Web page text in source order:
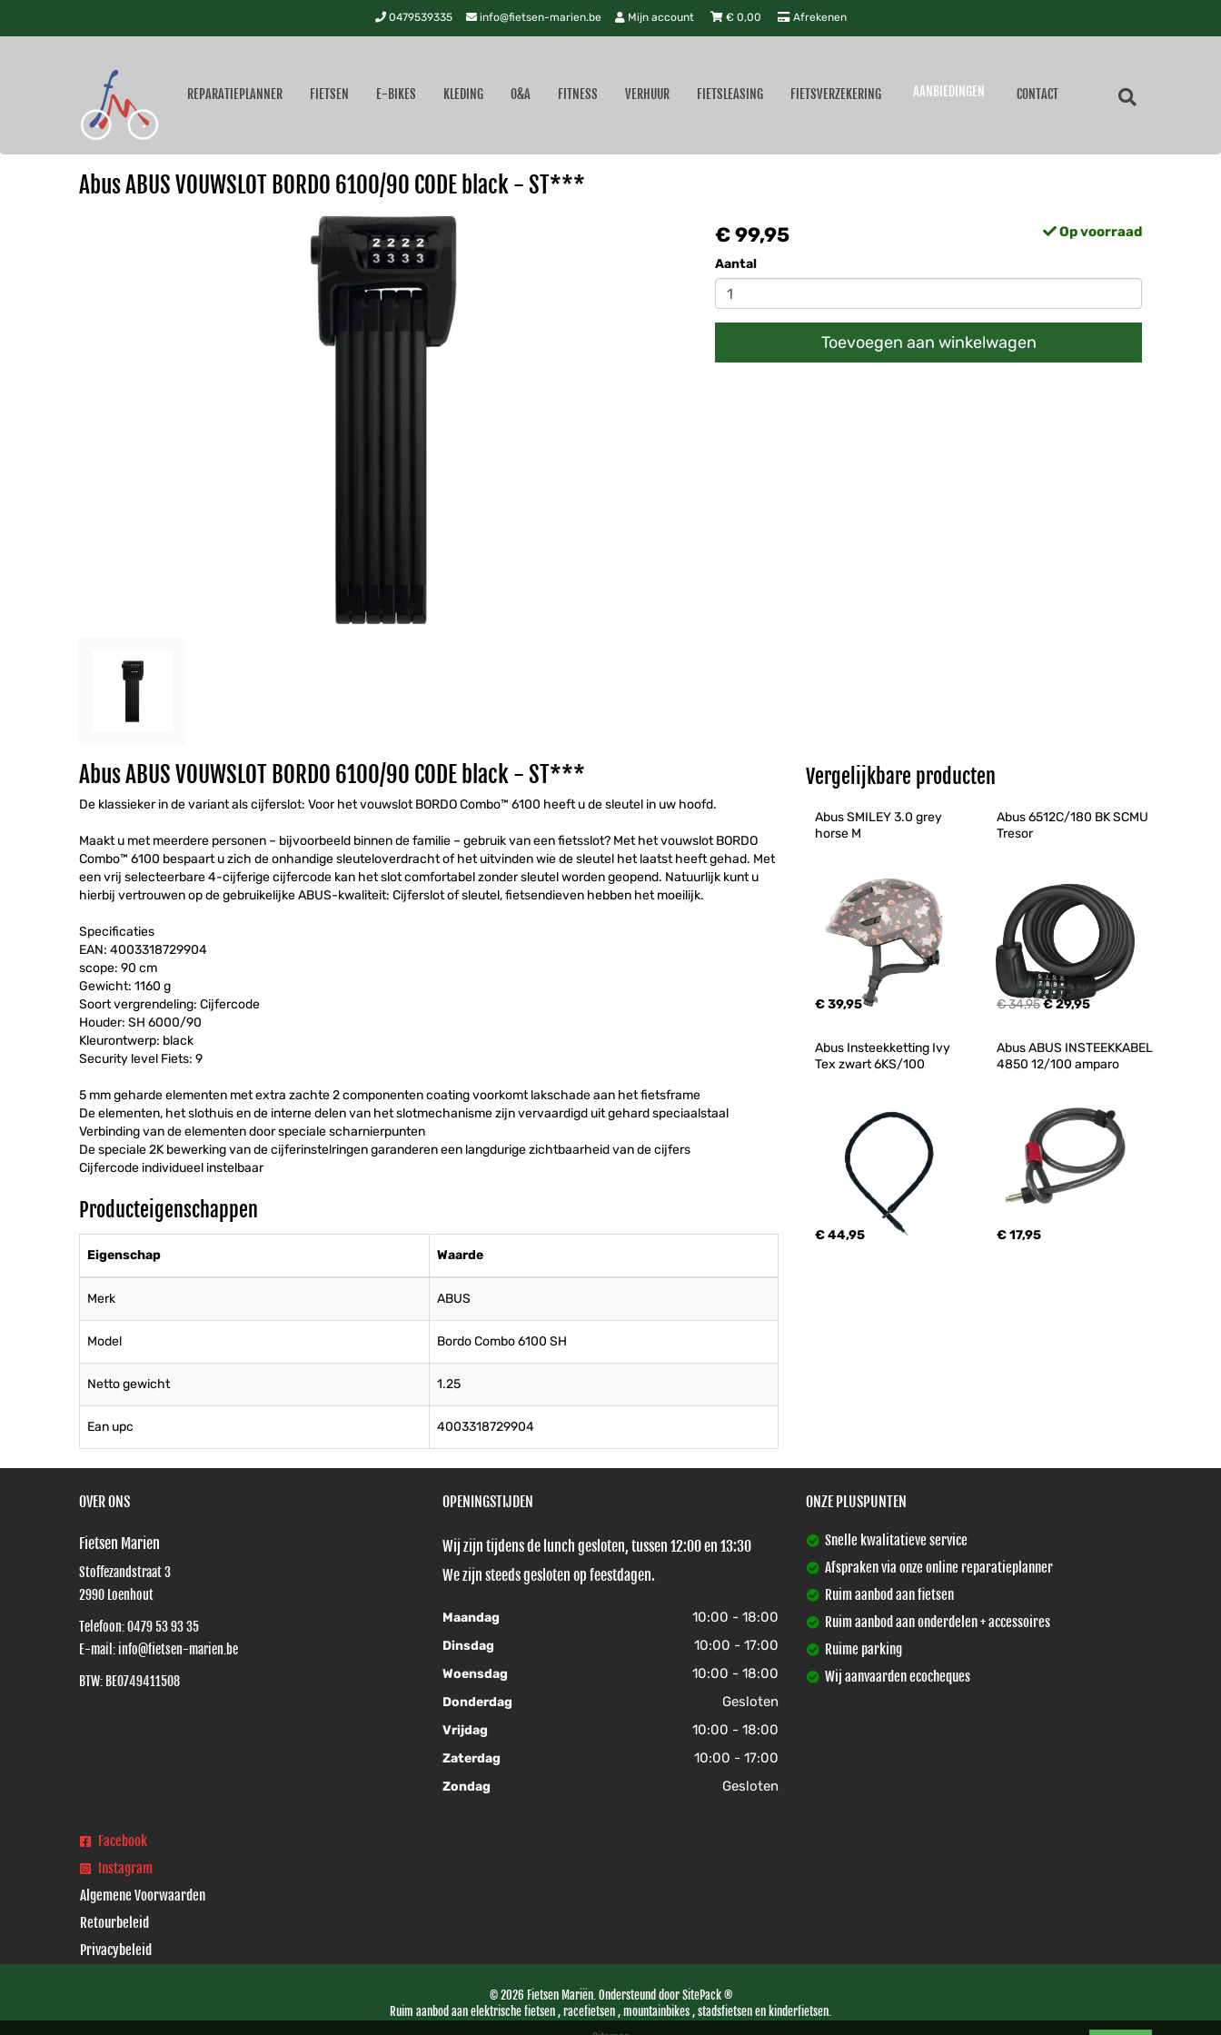
0479539335 info@fietsen-marien.be Mijn account € 0,00 Afrekenen
REPARATIEPLANNER FIETSEN E-BIKES KLEDING O&A FITNESS VERHUUR FIETSLEASING FIETSVERZEKERING AANBIEDINGEN CONTACT
Abus ABUS VOUWSLOT BORDO 6100/90 CODE black - ST***
€ 99,95 Op voorraad
Aantal
Toevoegen aan winkelwagen
Abus ABUS VOUWSLOT BORDO 6100/90 CODE black - ST***
De klassieker in de variant als cijferslot: Voor het vouwslot BORDO Combo™ 6100 heeft u de sleutel in uw hoofd.
Maakt u met meerdere personen – bijvoorbeeld binnen de familie – gebruik van een fietsslot? Met het vouwslot BORDO
Combo™ 6100 bespaart u zich de onhandige sleuteloverdracht of het uitvinden wie de sleutel het laatst heeft gehad. Met
een vrij selecteerbare 4-cijferige cijfercode kan het slot comfortabel zonder sleutel worden geopend. Natuurlijk kunt u
hierbij vertrouwen op de gebruikelijke ABUS-kwaliteit: Cijferslot of sleutel, fietsendieven hebben het moeilijk.
Specificaties
EAN: 4003318729904
scope: 90 cm
Gewicht: 1160 g
Soort vergrendeling: Cijfercode
Houder: SH 6000/90
Kleurontwerp: black
Security level Fiets: 9
5 mm geharde elementen met extra zachte 2 componenten coating voorkomt lakschade aan het fietsframe
De elementen, het slothuis en de interne delen van het slotmechanisme zijn vervaardigd uit gehard speciaalstaal
Verbinding van de elementen door speciale scharnierpunten
De speciale 2K bewerking van de cijferinstelringen garanderen een langdurige zichtbaarheid van de cijfers
Cijfercode individueel instelbaar
Producteigenschappen
Eigenschap Waarde
Merk ABUS
Model Bordo Combo 6100 SH
Netto gewicht 1.25
Ean upc 4003318729904
Vergelijkbare producten
Abus SMILEY 3.0 grey
horse M
€ 39,95
Abus 6512C/180 BK SCMU
Tresor
€ 34,95€ 29,95
Abus Insteekketting Ivy
Tex zwart 6KS/100
€ 44,95
Abus ABUS INSTEEKKABEL
4850 12/100 amparo
€ 17,95
OVER ONS
Fietsen Marien
Stoffezandstraat 3
2990 Loenhout
Telefoon:0479 53 93 35
E-mail: info@fietsen-marien.be
BTW: BE0749411508
OPENINGSTIJDEN
Wij zijn tijdens de lunch gesloten, tussen 12:00 en 13:30
We zijn steeds gesloten op feestdagen.
Maandag 10:00 - 18:00
Dinsdag 10:00 - 17:00
Woensdag 10:00 - 18:00
Donderdag Gesloten
Vrijdag 10:00 - 18:00
Zaterdag 10:00 - 17:00
Zondag Gesloten
ONZE PLUSPUNTEN
Snelle kwalitatieve service
Afspraken via onze online reparatieplanner
Ruim aanbod aan fietsen
Ruim aanbod aan onderdelen + accessoires
Ruime parking
Wij aanvaarden ecocheques
Facebook
Instagram
Algemene Voorwaarden
Retourbeleid
Privacybeleid
© 2026 Fietsen Mariën. Ondersteund doorSitePack ®
Ruim aanbod aan elektrische fietsen , racefietsen , mountainbikes , stadsfietsen en kinderfietsen.